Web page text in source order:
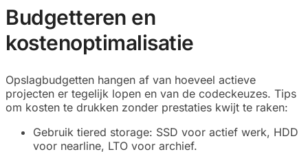
Budgetteren en
kostenoptimalisatie
Opslagbudgetten hangen af van hoeveel actieve
projecten er tegelijk lopen en van de codeckeuzes. Tips
om kosten te drukken zonder prestaties kwijt te raken:
Gebruik tiered storage: SSD voor actief werk, HDD
voor nearline, LTO voor archief.